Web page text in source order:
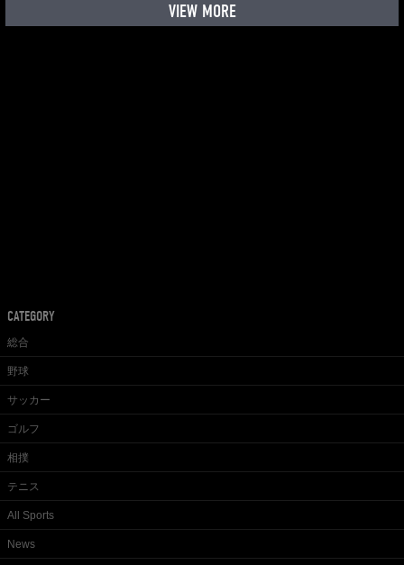
VIEW MORE
CATEGORY
総合
野球
サッカー
ゴルフ
相撲
テニス
All Sports
News